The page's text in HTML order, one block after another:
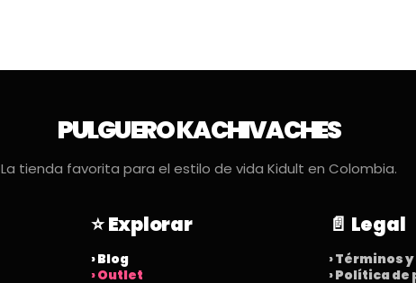
PULGUERO KACHIVACHES
La tienda favorita para el estilo de vida Kidult en Colombia.
⭐ Explorar
› Blog
› Outlet
📄 Legal
› Términos
› Política